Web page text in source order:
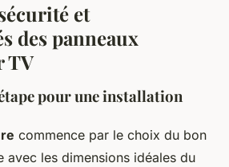
et
des panneaux
TV
pour une installation
commence par le choix du bon
avec les dimensions idéales du